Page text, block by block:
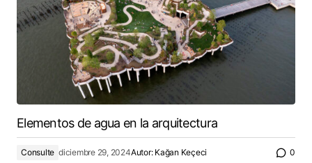
Elementos de agua en la arquitectura
Consulte diciembre 29, 2024Autor: Kağan Keçeci 0